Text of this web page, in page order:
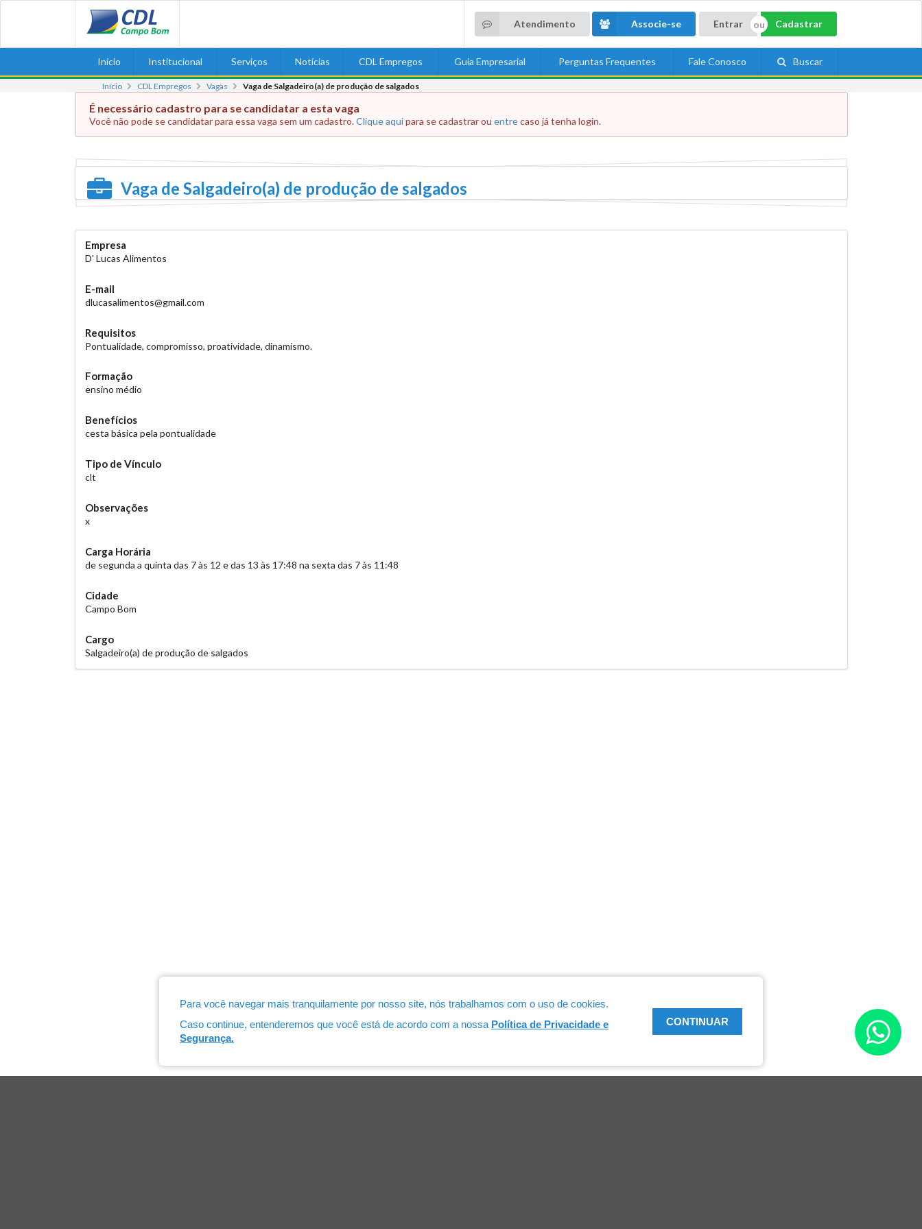
Para você navegar mais tranquilamente por nosso site, nós trabalhamos com o uso de cookies.
Caso continue, entenderemos que você está de acordo com a nossa Política de Privacidade e
Segurança.
CONTINUAR
Atendimento Associe-se Entrar Cadastrar
Início Institucional Serviços Notícias CDL Empregos Guia Empresarial Perguntas Frequentes Fale Conosco Buscar
Início CDL Empregos Vagas Vaga de Salgadeiro(a) de produção de salgados
É necessário cadastro para se candidatar a esta vaga
Você não pode se candidatar para essa vaga sem um cadastro.Clique aquipara se cadastrar ou entrecaso já tenha login.
Vaga de Salgadeiro(a) de produção de salgados
Empresa
D' Lucas Alimentos
E-mail
dlucasalimentos@gmail.com
Requisitos
Pontualidade, compromisso, proatividade, dinamismo.
Formação
ensino médio
Benefícios
cesta básica pela pontualidade
Tipo de Vínculo
clt
Observações
x
Carga Horária
de segunda a quinta das 7 às 12 e das 13 às 17:48 na sexta das 7 às 11:48
Cidade
Campo Bom
Cargo
Salgadeiro(a) de produção de salgados